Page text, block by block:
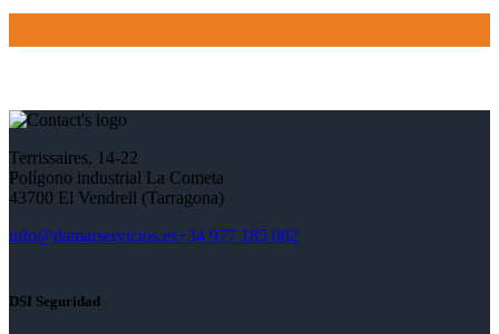
Terrissaires, 14-22
Polígono industrial La Cometa
43700 El Vendrell (Tarragona)
info@damarservicios.es+34 977 185 082
DSI Seguridad